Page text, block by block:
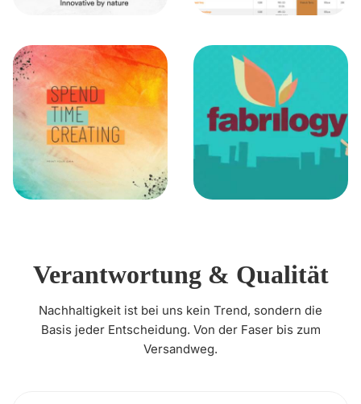
Verantwortung & Qualität
Nachhaltigkeit ist bei uns kein Trend, sondern die
Basis jeder Entscheidung. Von der Faser bis zum
Versandweg.